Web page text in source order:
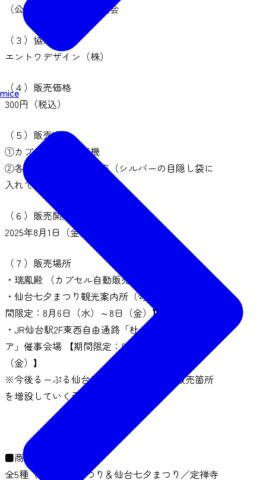
mice
（公財）仙台観光国際協会
（３）協力
エントワデザイン（株）
（４）販売価格
300円（税込）
（５）販売方法
①カプセル自動販売機
②各イベント時での販売（シルバーの目隠し袋に
入れての販売）
（６）販売開始
2025年8月1日（金）～
（７）販売場所
・瑞鳳殿 （カプセル自動販売機設置）
・仙台七夕まつり観光案内所（勾当台公園）【期
間限定：8月6日（水）～8日（金）】
・JR仙台駅2F東西自由通路「杜の陽だまりガレリ
ア」催事会場 【期間限定：8月5日（火）～8日
（金）】
※今後るーぷる仙台沿線の観光施設等、販売箇所
を増設していく予定です。
■商品イメージ
全5種（仙台青葉まつり＆仙台七夕まつり／定禅寺